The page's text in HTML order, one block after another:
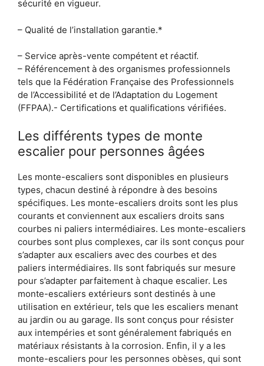
sécurité en vigueur.
– Qualité de l’installation garantie.*
– Service après-vente compétent et réactif.
– Référencement à des organismes professionnels
tels que la Fédération Française des Professionnels
de l’Accessibilité et de l’Adaptation du Logement
(FFPAA).- Certifications et qualifications vérifiées.
Les différents types de monte
escalier pour personnes âgées
Les monte-escaliers sont disponibles en plusieurs
types, chacun destiné à répondre à des besoins
spécifiques. Les monte-escaliers droits sont les plus
courants et conviennent aux escaliers droits sans
courbes ni paliers intermédiaires. Les monte-escaliers
courbes sont plus complexes, car ils sont conçus pour
s’adapter aux escaliers avec des courbes et des
paliers intermédiaires. Ils sont fabriqués sur mesure
pour s’adapter parfaitement à chaque escalier. Les
monte-escaliers extérieurs sont destinés à une
utilisation en extérieur, tels que les escaliers menant
au jardin ou au garage. Ils sont conçus pour résister
aux intempéries et sont généralement fabriqués en
matériaux résistants à la corrosion. Enfin, il y a les
monte-escaliers pour les personnes obèses, qui sont